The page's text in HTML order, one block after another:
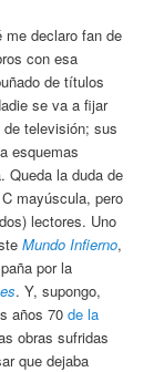
declaro fan de
con esa
de títulos
se va a fijar
televisión; sus
esquemas
Queda la duda de
mayúscula, pero
lectores. Uno
Mundo Infierno,
por la
. Y, supongo,
años 70de la
obras sufridas
que dejaba